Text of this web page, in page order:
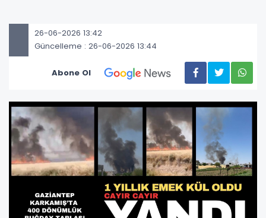
26-06-2026 13:42
Güncelleme : 26-06-2026 13:44
Abone Ol